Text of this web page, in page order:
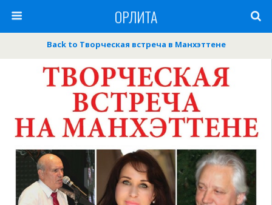
ОРЛИТА
Back to Творческая встреча в Манхэттене